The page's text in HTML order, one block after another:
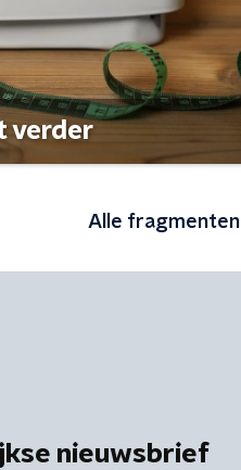
verder
Alle fragmenten
nieuwsbrief